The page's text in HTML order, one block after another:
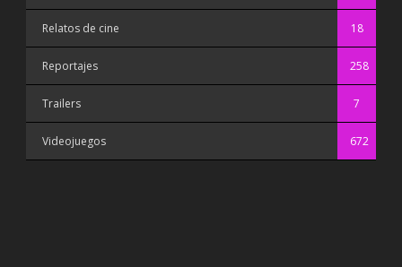
Relatos de cine 18
Reportajes 258
Trailers 7
Videojuegos 672